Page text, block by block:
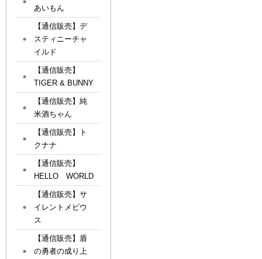
あいもん
【通信販売】デ
スティニーチャ
イルド
【通信販売】
TIGER & BUNNY
【通信販売】純
米酒ちゃん
【通信販売】ト
クナナ
【通信販売】
HELLO WORLD
【通信販売】サ
イレントメビウ
ス
【通信販売】盾
の勇者の成り上